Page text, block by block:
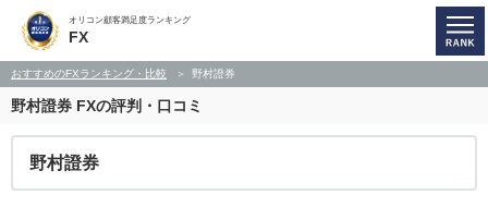
オリコン顧客満足度ランキング
FX
おすすめのFXランキング・比較 野村證券
野村證券 FXの評判・口コミ
野村證券